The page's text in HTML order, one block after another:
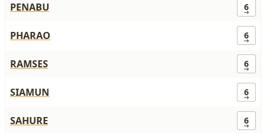
PENABU 6
PHARAO 6
RAMSES 6
SIAMUN 6
SAHURE 6